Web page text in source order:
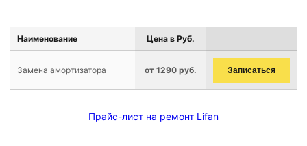
Наименование Цена в Руб.
Замена амортизатора от 1290 руб. Записаться
Прайс-лист на ремонт Lifan